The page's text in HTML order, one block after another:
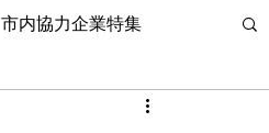
市内協力企業特集